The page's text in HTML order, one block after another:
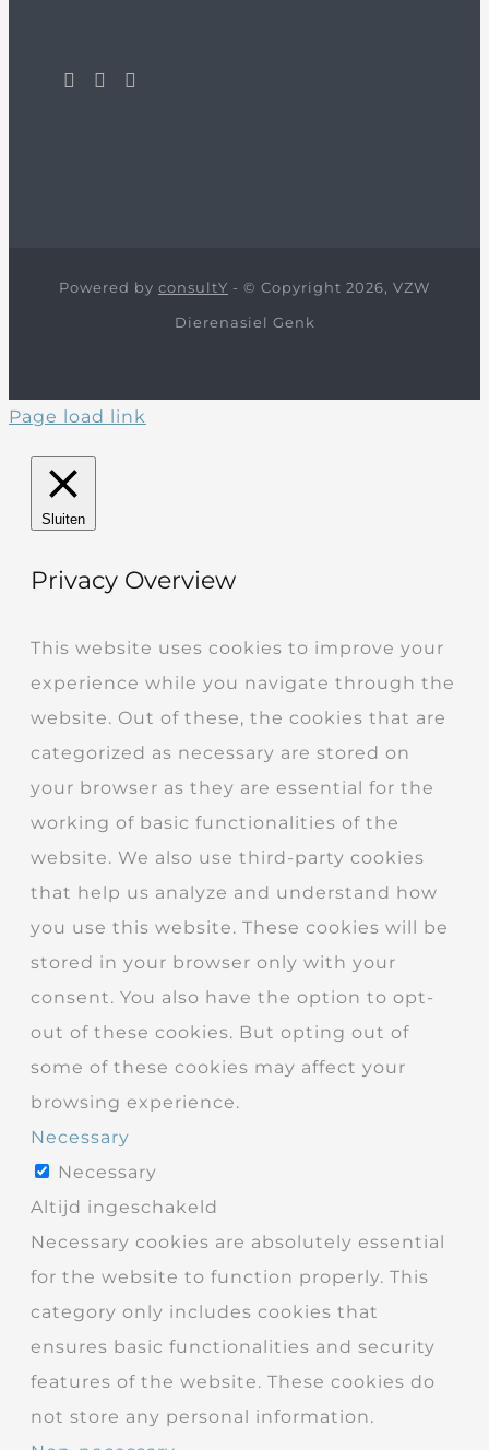
Powered by consultY - © Copyright 2026, VZW
Dierenasiel Genk
Page load link
Sluiten
Privacy Overview
This website uses cookies to improve your
experience while you navigate through the
website. Out of these, the cookies that are
categorized as necessary are stored on
your browser as they are essential for the
working of basic functionalities of the
website. We also use third-party cookies
that help us analyze and understand how
you use this website. These cookies will be
stored in your browser only with your
consent. You also have the option to opt-
out of these cookies. But opting out of
some of these cookies may affect your
browsing experience.
Necessary
Necessary
Altijd ingeschakeld
Necessary cookies are absolutely essential
for the website to function properly. This
category only includes cookies that
ensures basic functionalities and security
features of the website. These cookies do
not store any personal information.